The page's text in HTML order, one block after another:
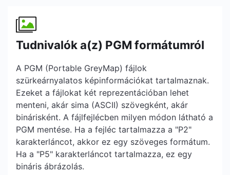
Tudnivalók a(z) PGM formátumról
A PGM (Portable GreyMap) fájlok
szürkeárnyalatos képinformációkat tartalmaznak.
Ezeket a fájlokat két reprezentációban lehet
menteni, akár sima (ASCII) szövegként, akár
binárisként. A fájlfejlécben milyen módon látható a
PGM mentése. Ha a fejléc tartalmazza a "P2"
karakterláncot, akkor ez egy szöveges formátum.
Ha a "P5" karakterláncot tartalmazza, ez egy
bináris ábrázolás.